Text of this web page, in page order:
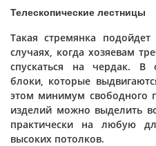
Телескопические лестницы
Такая стремянка
случаях, когда хозяевам
спускаться на чердак. В
блоки, которые
этом минимум свободного
изделий можно выделить
практически на любую
высоких потолков.